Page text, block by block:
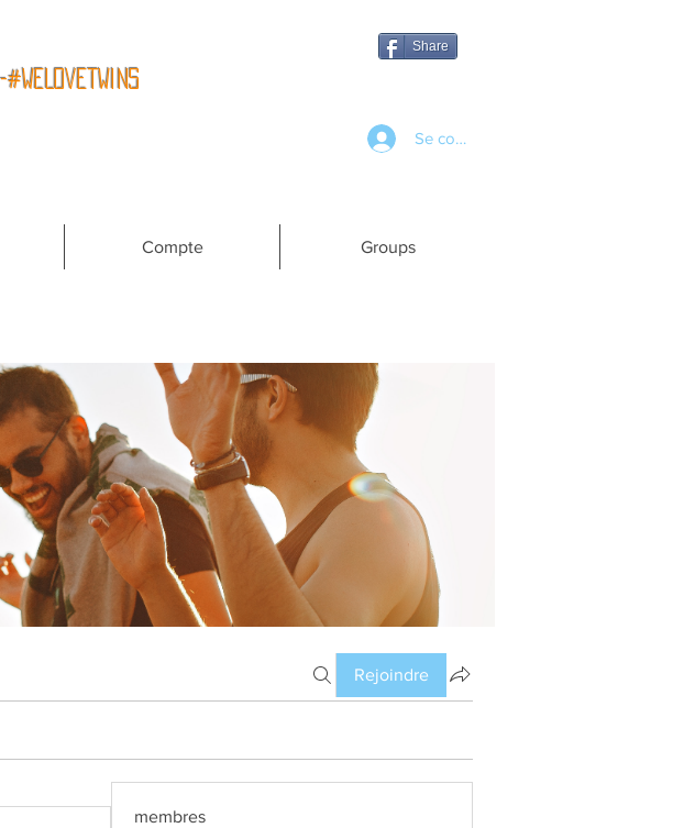
Share
Se connecter
Compte Groups
Rejoindre
membres